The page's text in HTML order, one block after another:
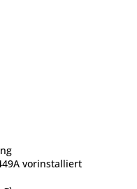
vorinstalliert